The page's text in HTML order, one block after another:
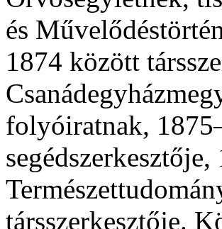
és
1874 között
folyóiratnak,
társszerkesztője.